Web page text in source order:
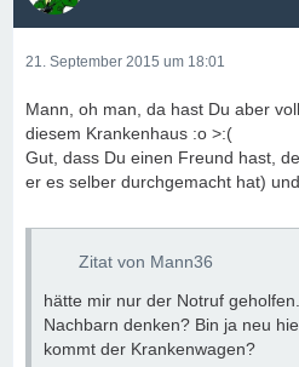
21. September 2015 um 18:01
Mann, oh man, da hast Du aber
diesem Krankenhaus :o >:(
Gut, dass Du einen Freund hast,
er es selber durchgemacht hat)
Zitat von Mann36
hätte mir nur der Notruf
Nachbarn denken? Bin ja neu
kommt der Krankenwagen?